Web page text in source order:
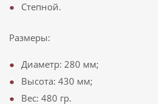
Степной.
Размеры:
Диаметр: 280 мм;
Высота: 430 мм;
Вес: 480 гр.